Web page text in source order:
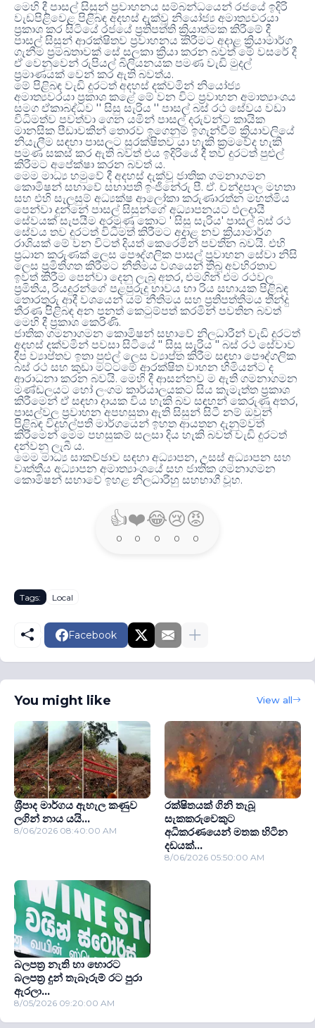
මෙහි දී පාසල් සිසුන් ප්‍රවාහනය සම්බන්ධයෙන් රජයේ ඉදිරි
වැඩපිළිවෙළ පිළිබඳ අදහස් දැක්වූ නියෝජ්‍ය අමාත්‍යවරයා
ප්‍රකාශ කර සිටියේ රජයේ ප්‍රතිපත්ති ක්‍රියාත්මක කිරීමේ දී
පාසල් සිසුන් ආරක්ෂිතව ප්‍රවාහනය කිරීමට අදාළ ක්‍රියාමාර්ග
ගැනීම ප්‍රමඛතාවක් සේ සලකා ක්‍රියා කරන බවත් මේ වසරේ දී
ඒ වෙනුවෙන් රුපියල් බිලියනයක පමණ වැඩි මුදල්
ප්‍රමාණයක් වෙන් කර ඇති බවත්ය.
මේ පිළිබඳ වැඩි දුරටත් අදහස් දක්වමින් නියෝජ්‍ය
අමාත්‍යවරයා ප්‍රකාශ කළේ මේ වන විට ප්‍රවාහන අමාත්‍යාංශය
සමග ඒකාබද්ධව '' සිසු සැරිය '' පාසල් බස් රථ සේවය වඩා
විධිමත්ව පවත්වා ගෙන යමින් පාසල් දරුවන්ට කායික
මානසික පීඩාවකින් තොරව ඉගෙනුම් ඉගැන්වීම් ක්‍රියාවලියේ
නියැලීම සඳහා පාසලට සුරක්ෂිතව යා හැකි ක්‍රමවේද හැකි
පමණ සකස් කර ඇති බවත් එය ඉදිරියේ දී තව දුරටත් පුළුල්
කිරීමට අපේක්ෂා කරන බවත් ය.
මෙම මාධ්‍ය හමුවේ දී අදහස් දැක්වූ ජාතික ගමනාගමන
කොමිෂන් සභාවේ සභාපති ඉංජිනේරු පී. ඒ. චන්ද්‍රපාල මහතා
සහ එහි සැලසුම් අධ්‍යක්ෂ ආලෝකා කරුණාරත්න මහත්මිය
පෙන්වා දුන්නේ පාසල් සිසුන්ගේ අධ්‍යාපනයට ඵලදායී
සේවයක් සැපයීම අරමුණු කොට 'සිසු සැරිය' පාසල් බස් රථ
සේවය තව දුරටත් විධිමත් කිරීමට අදාළ නව ක්‍රියාමාර්ග
රාශියක් මේ වන විටත් දියත් කෙරෙමින් පවතින බවයි. එහි
ප්‍රධාන කරුණක් ලෙස පෞද්ගලික පාසල් ප්‍රවාහන සේවා නිසි
ලෙස ප්‍රමිතිගත කිරීමට නීතිමය වශයෙන් තිබූ අවහිරතාව
ඉවත් කිරීම පෙන්වා දෙනු ලැබූ අතර, එමගින් එම රථවල
ප්‍රමිතිය, රියදුරන්ගේ පළපුරුදු භාවය හා රිය සහායක පිළිබඳ
තොරතුරු ආදී වශයෙන් යම් නීතිමය සහ ප්‍රතිපත්තිමය තීන්දු
තීරණ පිළිබඳ අන පනත් කෙටුම්පත් කරමින් පවතින බවත්
මෙහි දී ප්‍රකාශ කෙරිණි.
ජාතික ගමනාගමන කොමිෂන් සභාවේ නිලධාරීන් වැඩි දුරටත්
අදහස් දක්වමින් පවසා සිටියේ " සිසු සැරිය " බස් රථ සේවාව
දීප ව්‍යාප්තව ඉතා පුළුල් ලෙස ව්‍යාප්ත කිරීම සඳහා පෞද්ගලික
බස් රථ සහ කුඩා මට්ටමේ ආරක්ෂිත වාහන හිමියන්ට ද
ආරාධනා කරන බවයි. මෙහි දී ආසන්නව ම ඇති ගමනාගමන
මණ්ඩලයට හෝ ලංගම කාර්යාලයකට සිය කැමැත්ත ප්‍රකාශ
කිරීමෙන් ඒ සඳහා දායක විය හැකි බව සඳහන් කෙරුණු අතර,
පාසල්වල ප්‍රවාහන අපහසුතා ඇති සිසුන් සිටී නම් ඔවුන්
පිළිබඳ විදුහල්පති මාර්ගයෙන් ඉහත ආයතන දැනුම්වත්
කිරීමෙන් මෙම පහසුකම් සලසා දිය හැකි බවත් වැඩි දුරටත්
දන්වනු ලැබී ය.
මෙම මාධ්‍ය සාකච්ඡාව සඳහා අධ්‍යාපන, උසස් අධ්‍යාපන සහ
වෘත්තීය අධ්‍යාපන අමාත්‍යාංශයේ සහ ජාතික ගමනාගමන
කොමිෂන් සභාවේ ඉහළ නිලධාරීහු සහභාගී වූහ.
👍
0
❤️
0
😂
0
😢
0
😡
0
Tags: Local
Facebook
You might like View all
ශ‍්‍රීපාද මාර්ගය ඇහැල කණුව
ලගින් නාය යයි...
8/06/2026 08:40:00 AM
රක්ෂිතයක් ගිනි තැබූ
සැකකරුවෙකුට
අධිකරණයෙන් මතක හිටින
දඩයක්...
8/06/2026 05:50:00 AM
බලපත්‍ර නැති හා හොරට
බලපත්‍ර දුන් තැබෑරුම් රට පුරා
ඇරලා...
8/05/2026 09:20:00 AM